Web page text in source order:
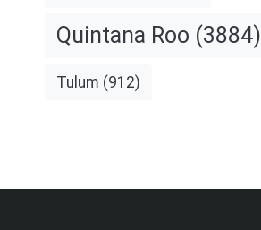
Quintana Roo (3884)
Tulum (912)